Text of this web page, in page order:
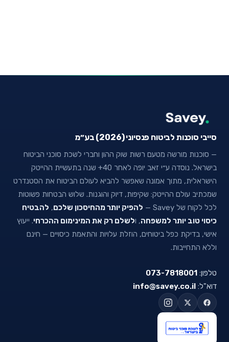
סייבי סוכנות לביטוח פנסיוני (2026) בע״מ
— סוכנות מורשה מטעם רשות שוק ההון וחברי לשכת סוכני הביטוח
בישראל. נוסדה ע״י זאב יופה לאחר 40+ שנה בתעשיית ההייטק
הישראלית, מתוך אמונה שאפשר להביא לעולם הביטוח את הסטנדרט
שמכתיב עולם ההייטק: שקיפות, דיוק והוגנות. שלוש הבטחות פשוטות
לכל לקוח של Savey —
להפיק יותר מהחיסכון שלכם, להבטיח
כיסוי טוב יותר למשפחה, ולשלם רק את המינימום ההכרחי. ייעוץ
אישי, בדיקת כפל ביטוחים, הוזלת עלויות והתאמת כיסויים — חינם
וללא התחייבות.
טלפון: 073-7818001
דוא"ל: info@savey.co.il